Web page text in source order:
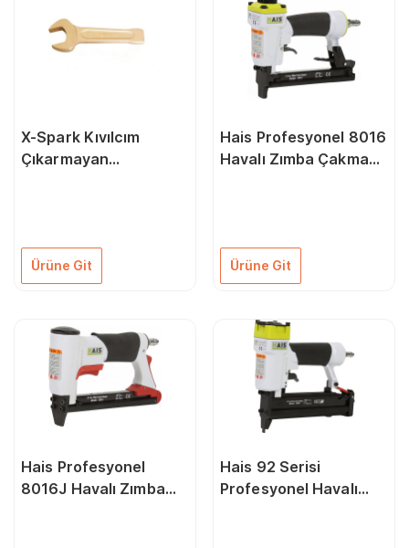
X-Spark Kıvılcım
Çıkarmayan
Ürüne Git
Hais Profesyonel 8016
Havalı Zımba Çakma
Ürüne Git
Hais Profesyonel
8016J Havalı Zımba
Hais 92 Serisi
Profesyonel Havalı